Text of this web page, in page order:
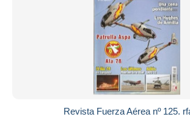
Revista Fuerza Aérea nº 125.